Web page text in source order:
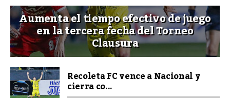
Aumenta el tiempo efectivo de juego
en la tercera fecha del Torneo
Clausura
Recoleta FC vence a Nacional y
cierra co...